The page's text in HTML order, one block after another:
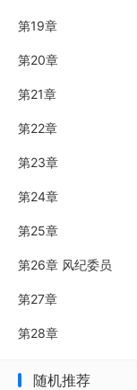
第19章
第20章
第21章
第22章
第23章
第24章
第25章
第26章 风纪委员
第27章
第28章
随机推荐